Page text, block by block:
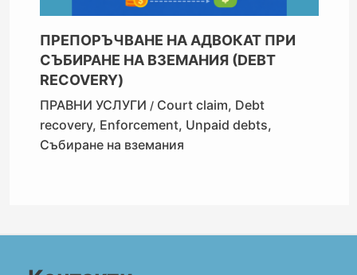
ПРЕПОРЪЧВАНЕ НА АДВОКАТ ПРИ
СЪБИРАНЕ НА ВЗЕМАНИЯ (DEBT
RECOVERY)
ПРАВНИ УСЛУГИ / Court claim, Debt
recovery, Enforcement, Unpaid debts,
Събиране на вземания